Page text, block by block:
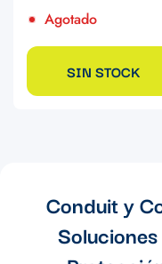
Agotado
SIN STOCK
Conduit y